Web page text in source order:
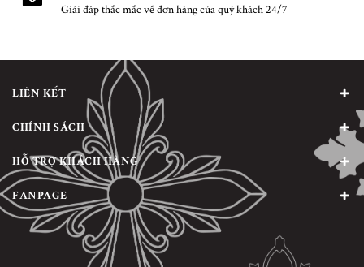
Giải đáp thắc mắc về đơn hàng của quý khách 24/7
LIÊN KẾT
CHÍNH SÁCH
HỖ TRỢ KHÁCH HÀNG
FANPAGE